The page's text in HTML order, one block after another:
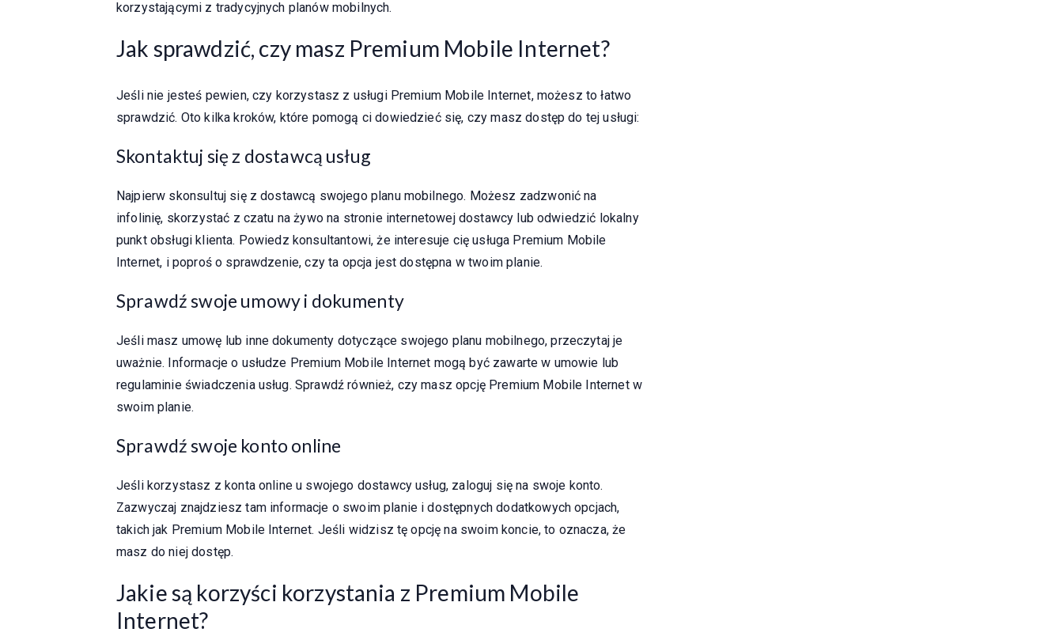
korzystającymi z tradycyjnych planów mobilnych.
Jak sprawdzić, czy masz Premium Mobile Internet?
Jeśli nie jesteś pewien, czy korzystasz z usługi Premium Mobile Internet, możesz to łatwo
sprawdzić. Oto kilka kroków, które pomogą ci dowiedzieć się, czy masz dostęp do tej usługi:
Skontaktuj się z dostawcą usług
Najpierw skonsultuj się z dostawcą swojego planu mobilnego. Możesz zadzwonić na
infolinię, skorzystać z czatu na żywo na stronie internetowej dostawcy lub odwiedzić lokalny
punkt obsługi klienta. Powiedz konsultantowi, że interesuje cię usługa Premium Mobile
Internet, i poproś o sprawdzenie, czy ta opcja jest dostępna w twoim planie.
Sprawdź swoje umowy i dokumenty
Jeśli masz umowę lub inne dokumenty dotyczące swojego planu mobilnego, przeczytaj je
uważnie. Informacje o usłudze Premium Mobile Internet mogą być zawarte w umowie lub
regulaminie świadczenia usług. Sprawdź również, czy masz opcję Premium Mobile Internet w
swoim planie.
Sprawdź swoje konto online
Jeśli korzystasz z konta online u swojego dostawcy usług, zaloguj się na swoje konto.
Zazwyczaj znajdziesz tam informacje o swoim planie i dostępnych dodatkowych opcjach,
takich jak Premium Mobile Internet. Jeśli widzisz tę opcję na swoim koncie, to oznacza, że
masz do niej dostęp.
Jakie są korzyści korzystania z Premium Mobile
Internet?